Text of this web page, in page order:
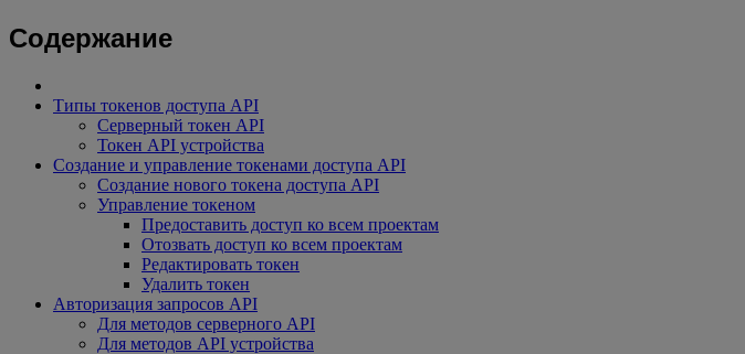
Содержание
Типы токенов доступа API
Серверный токен API
Токен API устройства
Создание и управление токенами доступа API
Создание нового токена доступа API
Управление токеном
Предоставить доступ ко всем проектам
Отозвать доступ ко всем проектам
Редактировать токен
Удалить токен
Авторизация запросов API
Для методов серверного API
Для методов API устройства